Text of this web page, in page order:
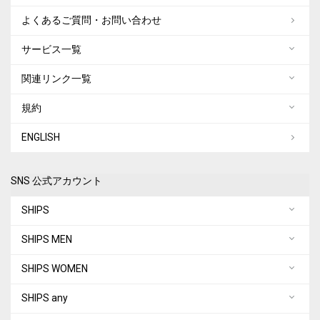
よくあるご質問・お問い合わせ
サービス一覧
関連リンク一覧
規約
ENGLISH
SNS 公式アカウント
SHIPS
SHIPS MEN
SHIPS WOMEN
SHIPS any